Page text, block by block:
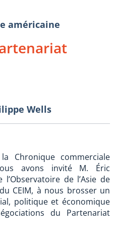
américaine
Wells
Chronique commerciale
avons invité M. Éric
de l’Asie de
CEIM, à nous brosser un
politique et économique
du Partenariat